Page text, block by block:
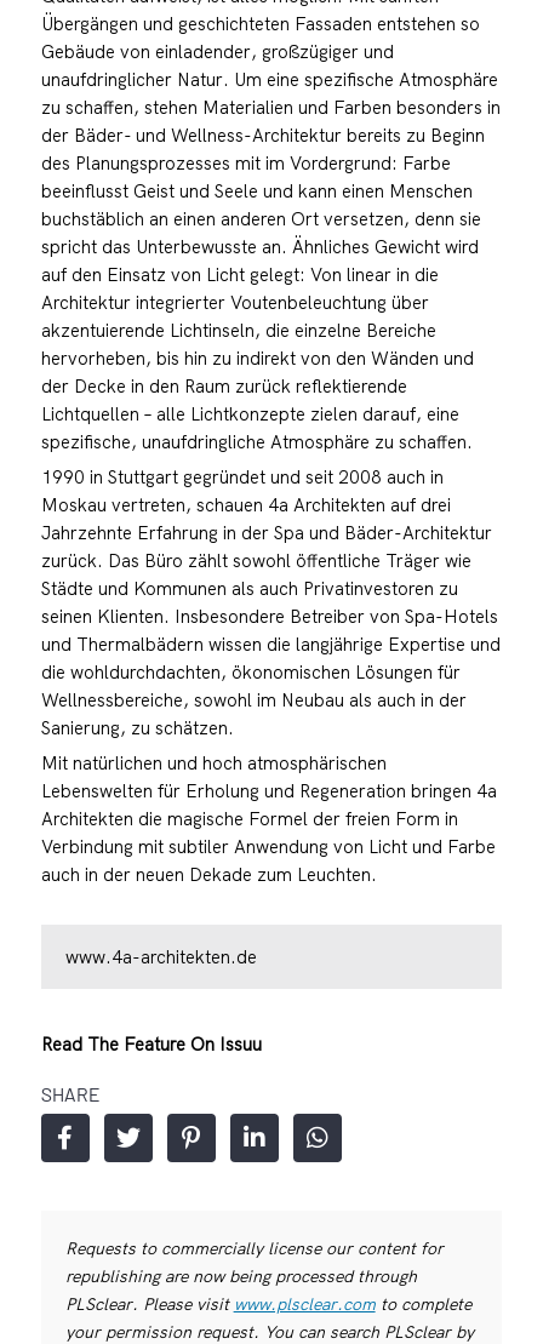
Übergängen und geschichteten Fassaden entstehen so
Gebäude von einladender, großzügiger und
unaufdringlicher Natur. Um eine spezifische Atmosphäre
zu schaffen, stehen Materialien und Farben besonders in
der Bäder- und Wellness-Architektur bereits zu Beginn
des Planungsprozesses mit im Vordergrund: Farbe
beeinflusst Geist und Seele und kann einen Menschen
buchstäblich an einen anderen Ort versetzen, denn sie
spricht das Unterbewusste an. Ähnliches Gewicht wird
auf den Einsatz von Licht gelegt: Von linear in die
Architektur integrierter Voutenbeleuchtung über
akzentuierende Lichtinseln, die einzelne Bereiche
hervorheben, bis hin zu indirekt von den Wänden und
der Decke in den Raum zurück reflektierende
Lichtquellen – alle Lichtkonzepte zielen darauf, eine
spezifische, unaufdringliche Atmosphäre zu schaffen.
1990 in Stuttgart gegründet und seit 2008 auch in
Moskau vertreten, schauen 4a Architekten auf drei
Jahrzehnte Erfahrung in der Spa und Bäder-Architektur
zurück. Das Büro zählt sowohl öffentliche Träger wie
Städte und Kommunen als auch Privatinvestoren zu
seinen Klienten. Insbesondere Betreiber von Spa-Hotels
und Thermalbädern wissen die langjährige Expertise und
die wohldurchdachten, ökonomischen Lösungen für
Wellnessbereiche, sowohl im Neubau als auch in der
Sanierung, zu schätzen.
Mit natürlichen und hoch atmosphärischen
Lebenswelten für Erholung und Regeneration bringen 4a
Architekten die magische Formel der freien Form in
Verbindung mit subtiler Anwendung von Licht und Farbe
auch in der neuen Dekade zum Leuchten.
www.4a-architekten.de
Read The Feature On Issuu
SHARE
Requests to commercially license our content for
republishing are now being processed through
PLSclear. Please visit www.plsclear.comto complete
your permission request. You can search PLSclear by